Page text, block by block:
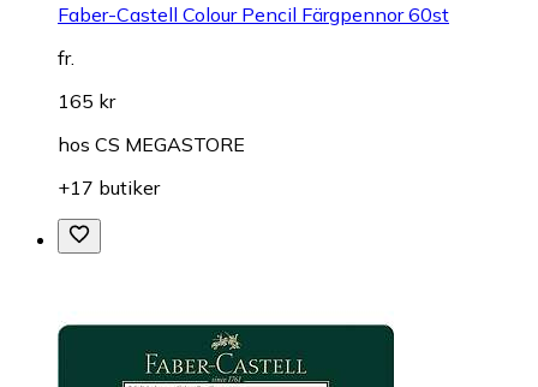
Faber-Castell Colour Pencil Färgpennor 60st
fr.
165 kr
hos CS MEGASTORE
+17 butiker